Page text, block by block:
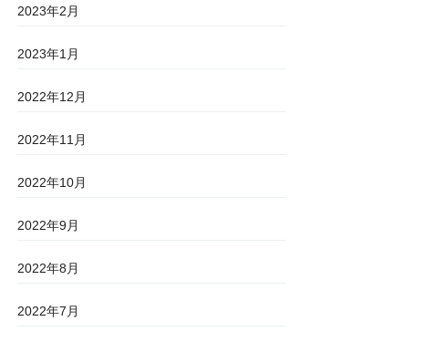
2023年2月
2023年1月
2022年12月
2022年11月
2022年10月
2022年9月
2022年8月
2022年7月